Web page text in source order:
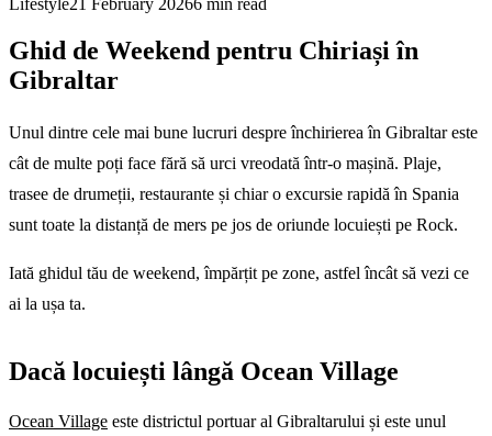
Lifestyle21 February 20266 min read
Ghid de Weekend pentru Chiriași în
Gibraltar
Unul dintre cele mai bune lucruri despre închirierea în Gibraltar este
cât de multe poți face fără să urci vreodată într-o mașină. Plaje,
trasee de drumeții, restaurante și chiar o excursie rapidă în Spania
sunt toate la distanță de mers pe jos de oriunde locuiești pe Rock.
Iată ghidul tău de weekend, împărțit pe zone, astfel încât să vezi ce
ai la ușa ta.
Dacă locuiești lângă Ocean Village
Ocean Village este districtul portuar al Gibraltarului și este unul